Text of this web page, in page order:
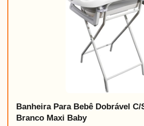
Banheira Para Bebê Dobrável
Branco Maxi Baby